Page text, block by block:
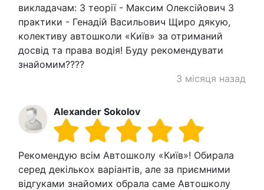
викладачам: З теорії - Максим Олексійович З
практики - Генадій Васильович Щиро дякую,
колективу автошколи «Київ» за отриманий
досвід та права водія! Буду рекомендувати
знайомим????
3 місяця назад
Alexander Sokolov
Рекомендую всім Автошколу «Київ»! Обирала
серед декількох варіантів, але за приємними
відгуками знайомих обрала саме Автошколу